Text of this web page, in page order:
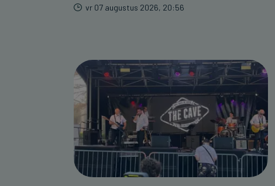
vr 07 augustus 2026, 20:56